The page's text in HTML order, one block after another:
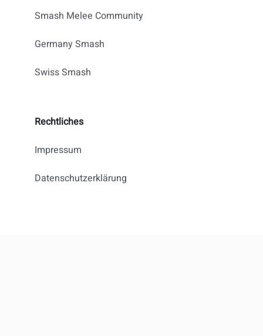
Smash Melee Community
Germany Smash
Swiss Smash
Rechtliches
Impressum
Datenschutzerklärung